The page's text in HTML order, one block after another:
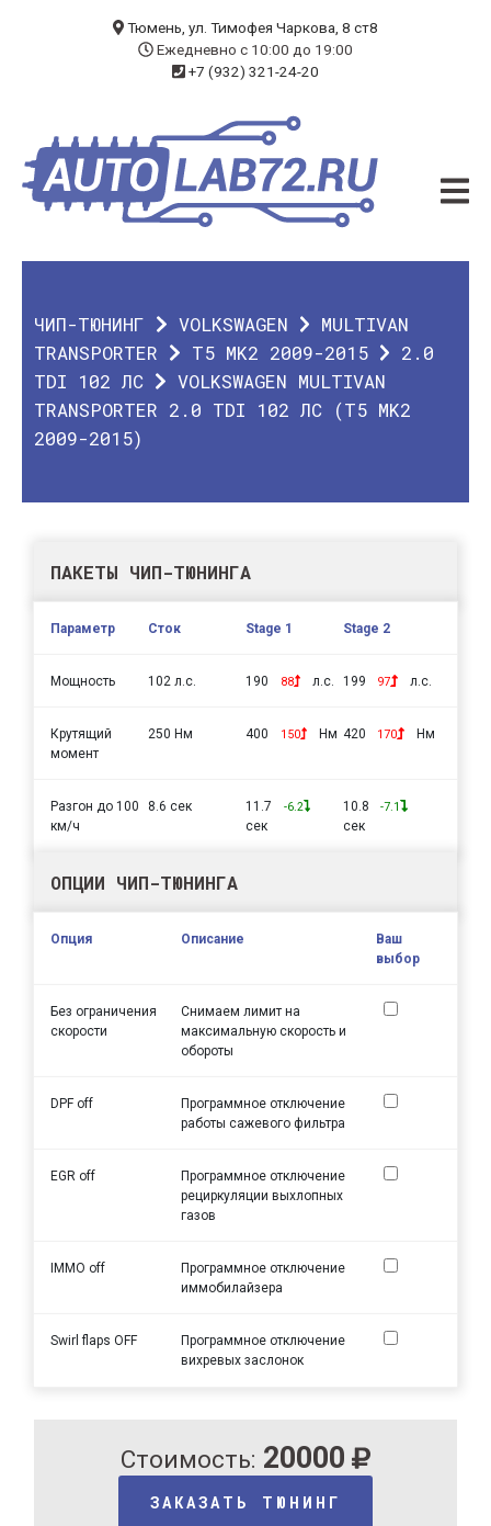
ЧИП-ТЮНИНГ
ДИАГНОСТИКА
О КОМПАНИИ
КОНТАКТЫ
Тюмень, ул. Тимофея Чаркова, 8 ст8
Ежедневно с 10:00 до 19:00
+7 (932) 321-24-20
ЧИП-ТЮНИНГ VOLKSWAGEN
MULTIVAN
TRANSPORTER
T5 MK2 2009-2015
2.0
TDI 102 ЛС
VOLKSWAGEN MULTIVAN
TRANSPORTER 2.0 TDI 102 ЛС (T5 MK2
2009-2015)
ПАКЕТЫ ЧИП-ТЮНИНГА
Параметр Сток Stage 1 Stage 2
Мощность 102 л.с. 190 88 л.с. 199 97 л.с.
Крутящий
момент
250 Нм 400 150 Нм 420 170 Нм
Разгон до 100
км/ч
8.6 сек 11.7 -6.2
сек
10.8 -7.1
сек
ОПЦИИ ЧИП-ТЮНИНГА
Опция Описание
Ваш
выбор
Без ограничения
скорости
Снимаем лимит на
максимальную скорость и
обороты
DPF off
Программное отключение
работы сажевого фильтра
EGR off
Программное отключение
рециркуляции выхлопных
газов
IMMO off
Программное отключение
иммобилайзера
Swirl flaps OFF
Программное отключение
вихревых заслонок
Стоимость: 20000
ЗАКАЗАТЬ ТЮНИНГ